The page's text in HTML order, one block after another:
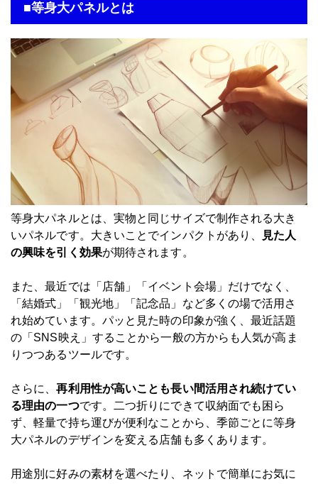
■等身大パネルとは
等身大パネルとは、実物と同じサイズで制作される大き
いパネルです。大きいことでインパクトがあり、
見た人
の興味を引く効果が期待されます。
また、最近では「店舗」「イベント会場」だけでなく、
「結婚式」「観光地」「記念品」など多くの場で活用さ
れ始めています。パッと見た時の印象が強く、最近話題
の「SNS映え」することから一般の方からも人気が高ま
りつつあるツールです。
さらに、再利用性が高いことも長い間活用され続けてい
る理由の一つです。二つ折りにできて収納面でも困ら
ず、軽量で持ち運びが便利なことから、季節ごとに等身
大パネルのデザインを変える店舗も多くあります。
用途別に好みの素材を選べたり、ネットで簡単にお気に